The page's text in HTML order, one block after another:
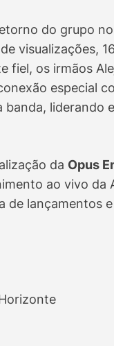
do grupo
visualizações,
fiel, os irmãos
especial
liderando
da Opus
ao vivo da
de lançamentos